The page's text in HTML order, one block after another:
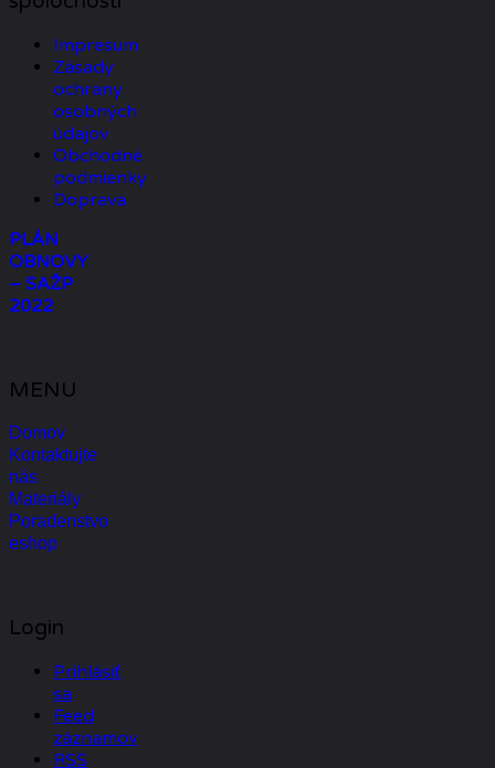
Impresum
Zásady
ochrany
osobných
údajov
Obchodné
podmienky
Doprava
PLÁN
OBNOVY
– SAŽP
2022
MENU
Domov
Kontaktujte
nás
Materiály
Poradenstvo
eshop
Login
Prihlásiť
sa
Feed
záznamov
RSS